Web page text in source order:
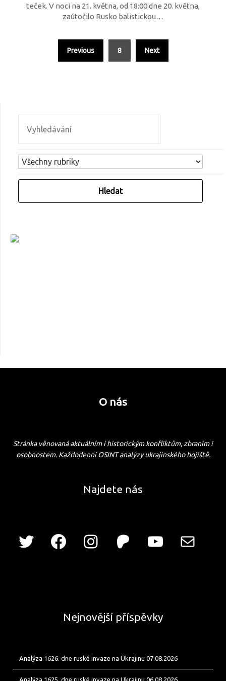
teček. V noci na 21. května, od 18:00 dne 20. května,
zaútočilo Rusko balistickou…
Previous 8 Next
O nás
Stránka věnovaná aktuálním i historickým konfliktům, zbraním i
osobnostem. Každodenní OSINT analýzy ukrajinského bojiště.
Najdete nás
Nejnovější příspěvky
Analýza 1626. dne ruské invaze na Ukrajinu 07.08.2026
Analýza 1625. dne ruské invaze na Ukrajinu 06.08.2026